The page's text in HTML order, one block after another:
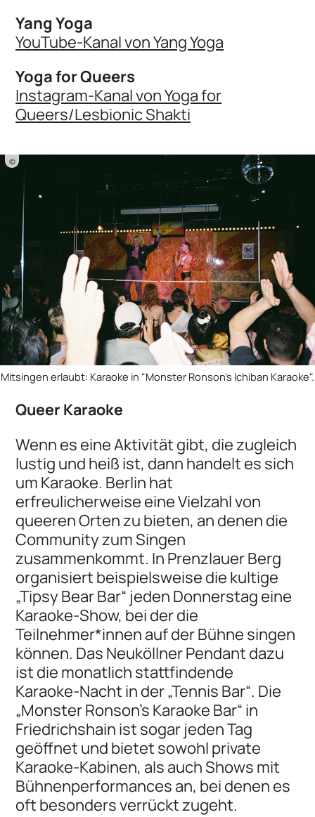
Yang Yoga
YouTube-Kanal von Yang Yoga
Yoga for Queers
Instagram-Kanal von Yoga for
Queers/Lesbionic Shakti
©
Mitsingen erlaubt: Karaoke in "Monster Ronson's Ichiban Karaoke".
Queer Karaoke
Wenn es eine Aktivität gibt, die zugleich
lustig und heiß ist, dann handelt es sich
um Karaoke. Berlin hat
erfreulicherweise eine Vielzahl von
queeren Orten zu bieten, an denen die
Community zum Singen
zusammenkommt. In Prenzlauer Berg
organisiert beispielsweise die kultige
„Tipsy Bear Bar“ jeden Donnerstag eine
Karaoke-Show, bei der die
Teilnehmer*innen auf der Bühne singen
können. Das Neuköllner Pendant dazu
ist die monatlich stattfindende
Karaoke-Nacht in der „Tennis Bar“. Die
„Monster Ronson's Karaoke Bar“ in
Friedrichshain ist sogar jeden Tag
geöffnet und bietet sowohl private
Karaoke-Kabinen, als auch Shows mit
Bühnenperformances an, bei denen es
oft besonders verrückt zugeht.